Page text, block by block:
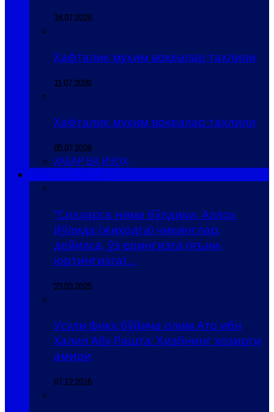
18.07.2026
Ҳафталик муҳим воқеалар таҳлили
11.07.2026
Ҳафталик муҳим воқеалар таҳлили
05.07.2026
ХАБАР ВА ИЗОҲ
“Сизларга нима бўлдики, Аллоҳ
йўлида (жиҳодга) чиқинглар,
дейилса, ўз ерингизга (яъни,
юртингизга) ...
23.03.2025
Усули фиқҳ бўйича олим Ато ибн
Халил Абу Рашта: Ҳизбнинг ҳозирги
амири
07.12.2016